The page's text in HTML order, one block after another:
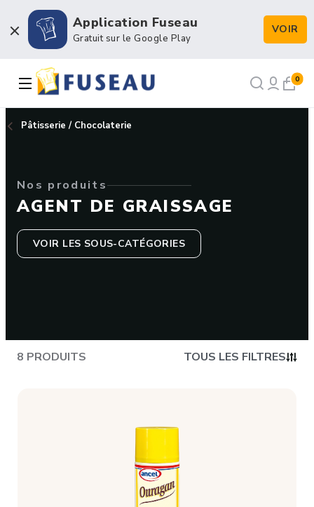
Application Fuseau
Gratuit sur le Google Play
VOIR
Boulangerie / Viennoiserie
Pâtisserie / Chocolaterie
Petits matériels & Hygiène
0
Pâtisserie / Chocolaterie
Nos produits
AGENT DE GRAISSAGE
VOIR LES SOUS-CATÉGORIES
8 PRODUITS TOUS LES FILTRES